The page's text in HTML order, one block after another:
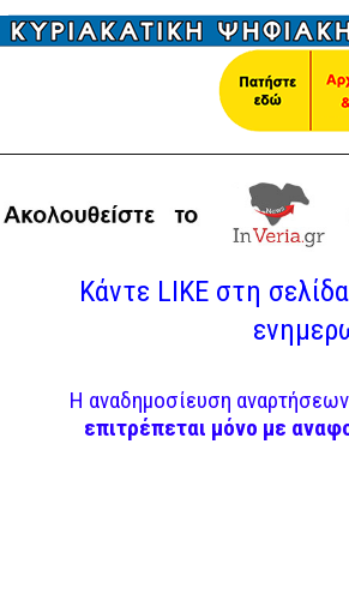
Κάντε LIKE στη
Η αναδημοσίευση
επιτρέπεται μόνο με